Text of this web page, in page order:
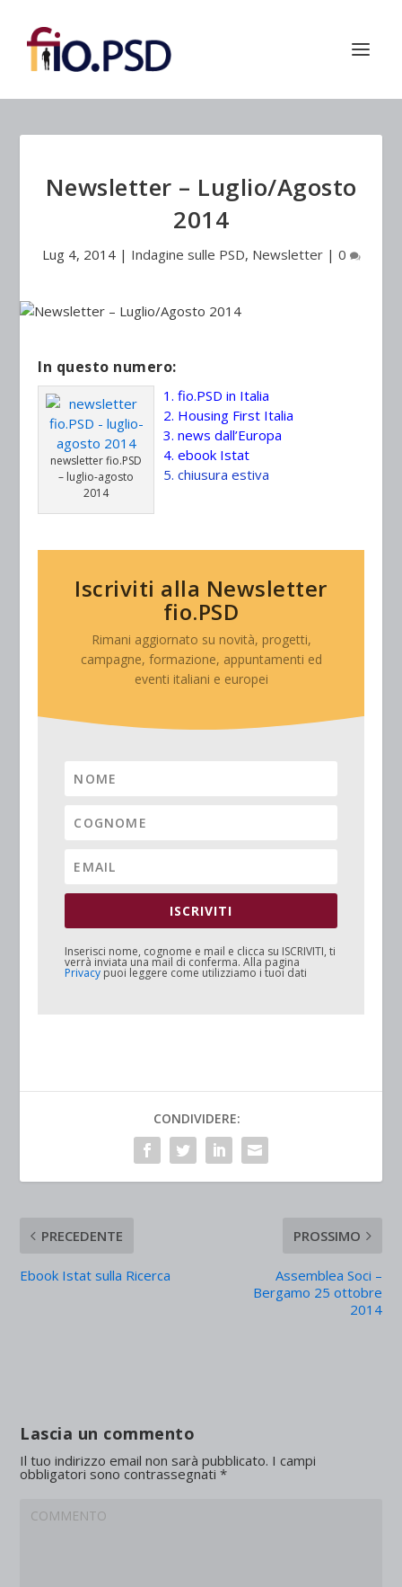
Newsletter – Luglio/Agosto
2014
Lug 4, 2014| Indagine sulle PSD, Newsletter| 0
In questo numero:
newsletter fio.PSD
– luglio-agosto
2014
1. fio.PSD in Italia
2. Housing First Italia
3. news dall’Europa
4.ebook Istat
5. chiusura estiva
Iscriviti alla Newsletter
fio.PSD
Rimani aggiornato su novità, progetti,
campagne, formazione, appuntamenti ed
eventi italiani e europei
ISCRIVITI
Inserisci nome, cognome e mail e clicca su ISCRIVITI, ti
verrà inviata una mail di conferma. Alla pagina
Privacy puoi leggere come utilizziamo i tuoi dati
CONDIVIDERE:
PRECEDENTE
Ebook Istat sulla Ricerca
PROSSIMO
Assemblea Soci –
Bergamo 25 ottobre
2014
Lascia un commento
Il tuo indirizzo email non sarà pubblicato. I campi
obbligatori sono contrassegnati*